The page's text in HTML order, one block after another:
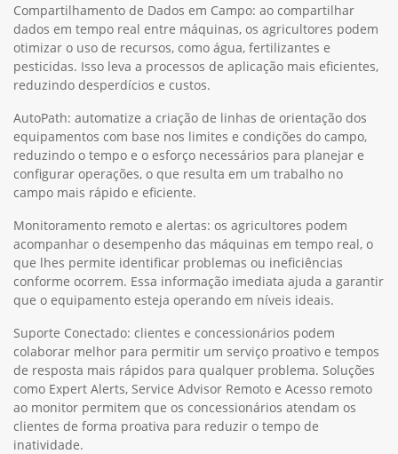
Compartilhamento de Dados em Campo: ao compartilhar
dados em tempo real entre máquinas, os agricultores podem
otimizar o uso de recursos, como água, fertilizantes e
pesticidas. Isso leva a processos de aplicação mais eficientes,
reduzindo desperdícios e custos.
AutoPath: automatize a criação de linhas de orientação dos
equipamentos com base nos limites e condições do campo,
reduzindo o tempo e o esforço necessários para planejar e
configurar operações, o que resulta em um trabalho no
campo mais rápido e eficiente.
Monitoramento remoto e alertas: os agricultores podem
acompanhar o desempenho das máquinas em tempo real, o
que lhes permite identificar problemas ou ineficiências
conforme ocorrem. Essa informação imediata ajuda a garantir
que o equipamento esteja operando em níveis ideais.
Suporte Conectado: clientes e concessionários podem
colaborar melhor para permitir um serviço proativo e tempos
de resposta mais rápidos para qualquer problema. Soluções
como Expert Alerts, Service Advisor Remoto e Acesso remoto
ao monitor permitem que os concessionários atendam os
clientes de forma proativa para reduzir o tempo de
inatividade.